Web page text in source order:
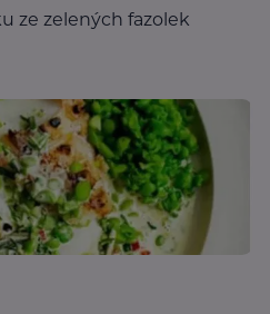
ze zelených fazolek